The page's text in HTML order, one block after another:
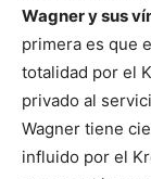
Wagner y sus
primera es que
totalidad por el
privado al
Wagner tiene
influido por el